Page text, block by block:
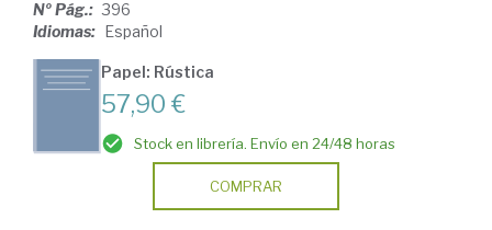
Nº Pág.: 396
Idiomas: Español
Papel: Rústica
57,90 €
Stock en librería. Envío en 24/48 horas
COMPRAR